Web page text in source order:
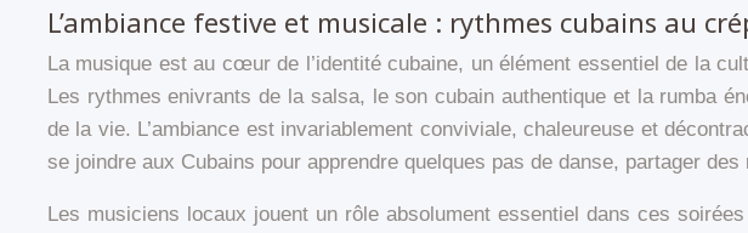
L’ambiance festive et musicale : rythmes cubains au
La musique est au cœur de l’identité cubaine, un élément essentiel de la
Les rythmes enivrants de la salsa, le son cubain authentique et la rumba
de la vie. L’ambiance est invariablement conviviale, chaleureuse et
se joindre aux Cubains pour apprendre quelques pas de danse, partager
Les musiciens locaux jouent un rôle absolument essentiel dans ces